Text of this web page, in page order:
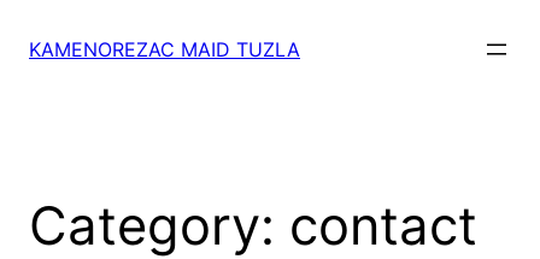
KAMENOREZAC MAID TUZLA
Category: contact